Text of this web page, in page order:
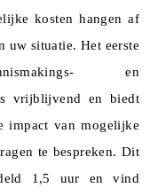
kosten hangen af
uw situatie. Het eerste
en
vrijblijvend en biedt
impact van mogelijke
te bespreken. Dit
1,5 uur en vind